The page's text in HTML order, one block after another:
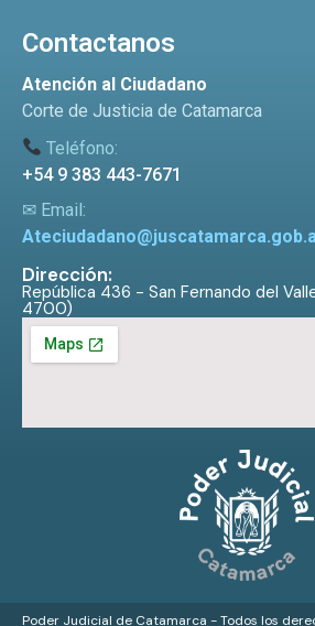
Contactanos
Atención al Ciudadano
Corte de Justicia de Catamarca
Teléfono:
+54 9 383 443-7671
✉ Email:
Dirección:
República 436 - San Fernando del
4700)
Poder Judicial de Catamarca - Todos los